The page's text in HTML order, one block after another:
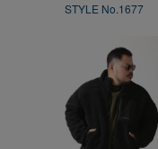
STYLE No.1677